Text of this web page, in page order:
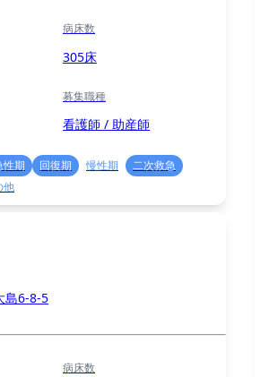
病床数
305床
募集職種
看護師 / 助産師
性期 回復期 慢性期
二次救急
他
島6-8-5
病床数